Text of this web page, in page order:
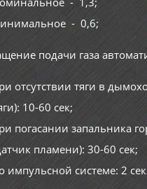
- 0,6;
подачи газа
отсутствии тяги в
10-60 сек;
погасании запальника
пламени): 30-60 сек;
импульсной системе: 2